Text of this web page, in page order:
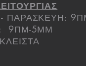
ΠΑΡΑΣΚΕΥΗ:
9ΠΜ-5ΜΜ